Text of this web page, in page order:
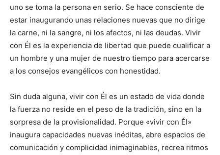
uno se toma la persona en serio. Se hace consciente de
estar inaugurando unas relaciones nuevas que no dirige
la carne, ni la sangre, ni los afectos, ni las deudas. Vivir
con Él es la experiencia de libertad que puede cualificar a
un hombre y una mujer de nuestro tiempo para acercarse
a los consejos evangélicos con honestidad.
Sin duda alguna, vivir con Él es un estado de vida donde
la fuerza no reside en el peso de la tradición, sino en la
sorpresa de la provisionalidad. Porque «vivir con Él»
inaugura capacidades nuevas inéditas, abre espacios de
comunicación y complicidad inimaginables, recrea ritmos